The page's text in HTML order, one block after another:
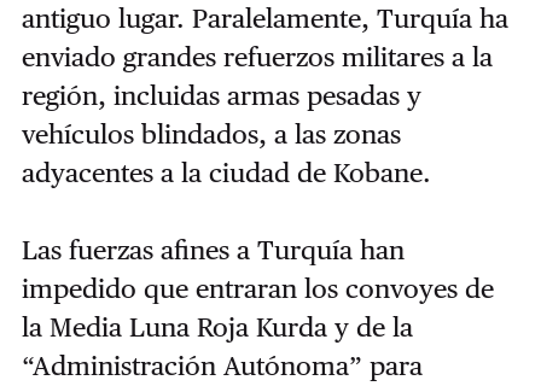
antiguo lugar. Paralelamente, Turquía ha
enviado grandes refuerzos militares a la
región, incluidas armas pesadas y
vehículos blindados, a las zonas
adyacentes a la ciudad de Kobane.
Las fuerzas afines a Turquía han
impedido que entraran los convoyes de
la Media Luna Roja Kurda y de la
“Administración Autónoma” para